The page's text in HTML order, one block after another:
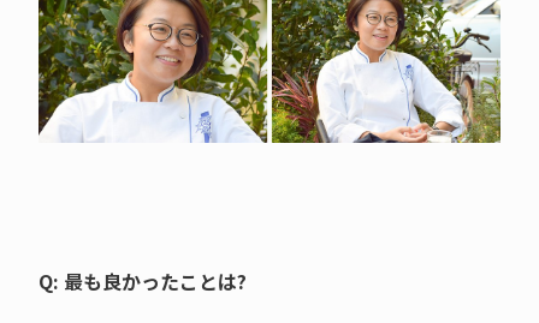
Q: 最も良かったことは?